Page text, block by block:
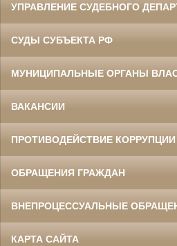
УПРАВЛЕНИЕ СУДЕБНОГО
СУДЫ СУБЪЕКТА РФ
МУНИЦИПАЛЬНЫЕ ОРГАНЫ
ВАКАНСИИ
ПРОТИВОДЕЙСТВИЕ КОРРУПЦИИ
ОБРАЩЕНИЯ ГРАЖДАН
ВНЕПРОЦЕССУАЛЬНЫЕ
КАРТА САЙТА